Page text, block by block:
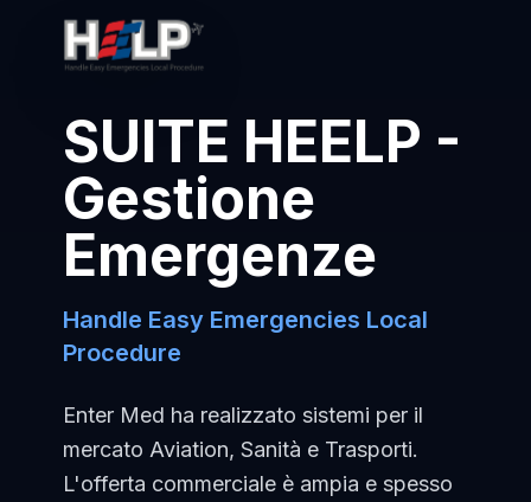
SUITE HEELP -
Gestione
Emergenze
Handle Easy Emergencies Local
Procedure
Enter Med ha realizzato sistemi per il
mercato Aviation, Sanità e Trasporti.
L'offerta commerciale è ampia e spesso